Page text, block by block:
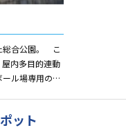
総合公園。 こ
内多目的連動
ル場専用のす
ット